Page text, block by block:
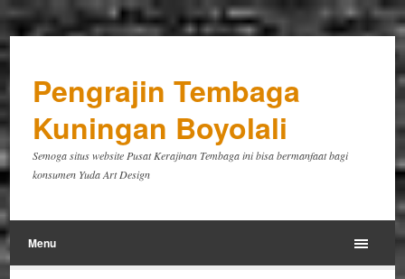
Pengrajin Tembaga
Kuningan Boyolali
Semoga situs website Pusat Kerajinan Tembaga ini bisa bermanfaat bagi
konsumen Yuda Art Design
Menu